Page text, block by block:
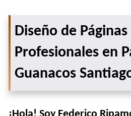
Diseño de
Profesionales en
Guanacos